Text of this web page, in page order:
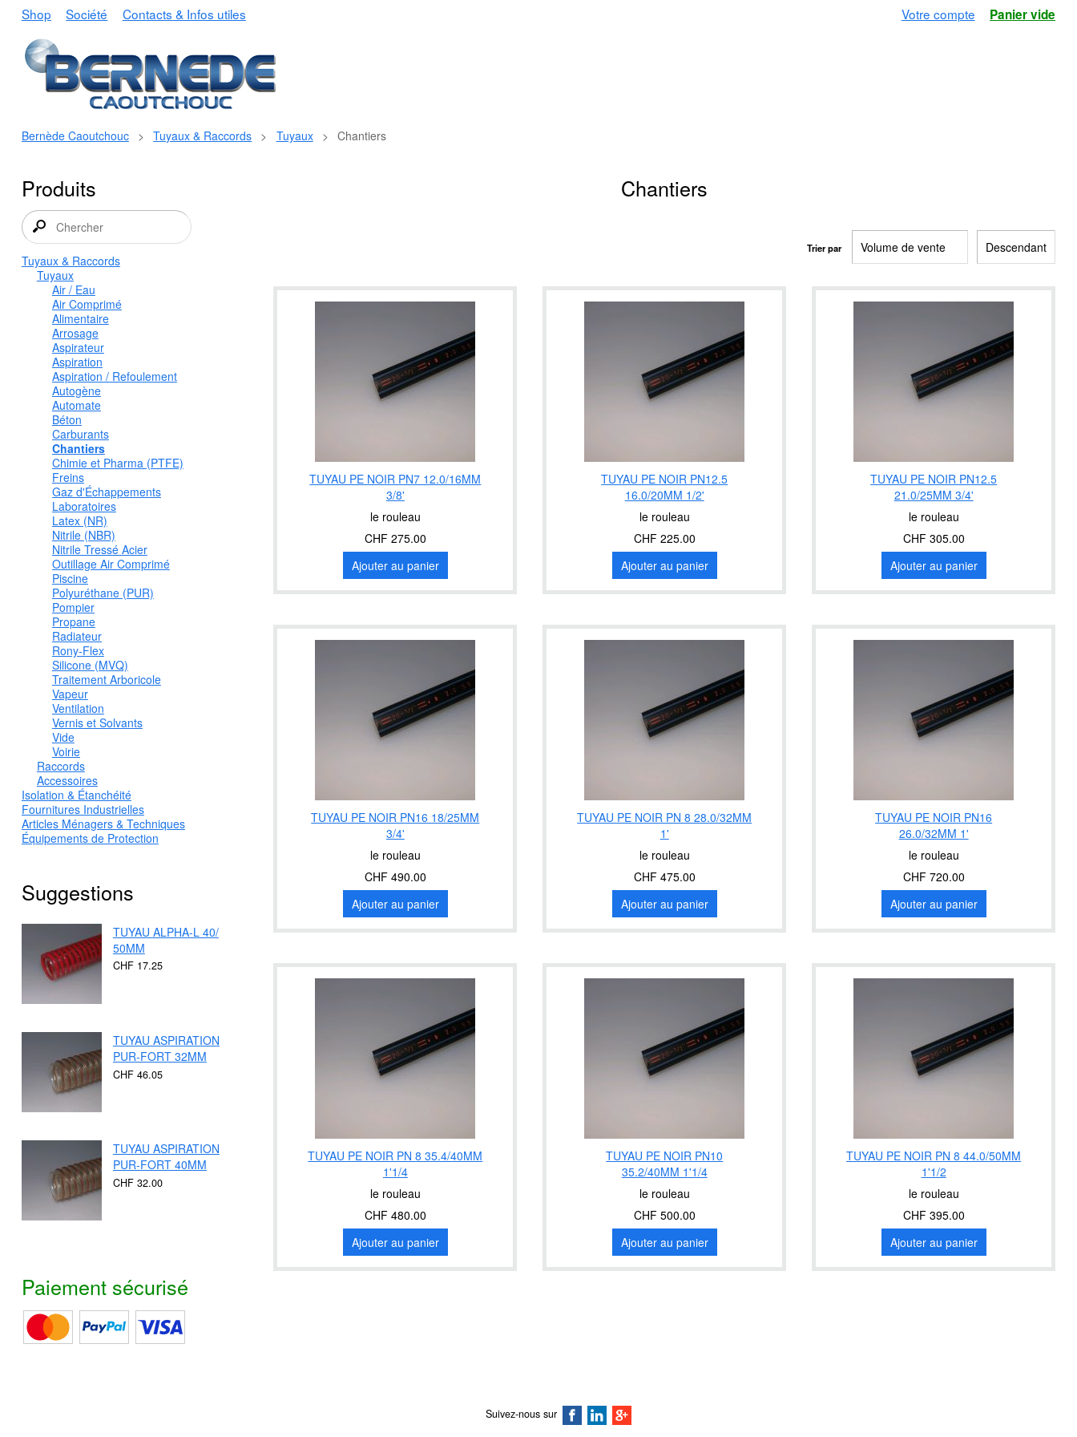
Shop Société Contacts & Infos utiles Votre compte Panier vide
Bernède Caoutchouc > Tuyaux & Raccords > Tuyaux > Chantiers
Produits
Tuyaux & Raccords
Tuyaux
Air / Eau
Air Comprimé
Alimentaire
Arrosage
Aspirateur
Aspiration
Aspiration / Refoulement
Autogène
Automate
Béton
Carburants
Chantiers
Chimie et Pharma (PTFE)
Freins
Gaz d'Échappements
Laboratoires
Latex (NR)
Nitrile (NBR)
Nitrile Tressé Acier
Outillage Air Comprimé
Piscine
Polyuréthane (PUR)
Pompier
Propane
Radiateur
Rony-Flex
Silicone (MVQ)
Traitement Arboricole
Vapeur
Ventilation
Vernis et Solvants
Vide
Voirie
Raccords
Accessoires
Isolation & Étanchéité
Fournitures Industrielles
Articles Ménagers & Techniques
Équipements de Protection
Suggestions
TUYAU ALPHA-L 40/
50MM
CHF 17.25
TUYAU ASPIRATION
PUR-FORT 32MM
CHF 46.05
TUYAU ASPIRATION
PUR-FORT 40MM
CHF 32.00
Paiement sécurisé
Chantiers
Trier par
TUYAU PE NOIR PN7 12.0/16MM
3/8'
le rouleau
CHF 275.00
Ajouter au panier
TUYAU PE NOIR PN12.5
16.0/20MM 1/2'
le rouleau
CHF 225.00
Ajouter au panier
TUYAU PE NOIR PN12.5
21.0/25MM 3/4'
le rouleau
CHF 305.00
Ajouter au panier
TUYAU PE NOIR PN16 18/25MM
3/4'
le rouleau
CHF 490.00
Ajouter au panier
TUYAU PE NOIR PN 8 28.0/32MM
1'
le rouleau
CHF 475.00
Ajouter au panier
TUYAU PE NOIR PN16
26.0/32MM 1'
le rouleau
CHF 720.00
Ajouter au panier
TUYAU PE NOIR PN 8 35.4/40MM
1'1/4
le rouleau
CHF 480.00
Ajouter au panier
TUYAU PE NOIR PN10
35.2/40MM 1'1/4
le rouleau
CHF 500.00
Ajouter au panier
TUYAU PE NOIR PN 8 44.0/50MM
1'1/2
le rouleau
CHF 395.00
Ajouter au panier
Suivez-nous sur